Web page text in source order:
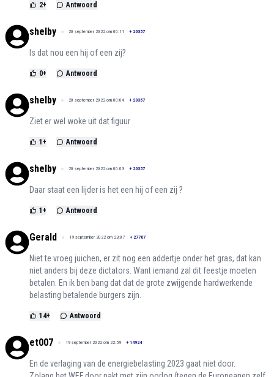
2+ Antwoord
shelby 20 september 2022 om 00:11 + 20357
Is dat nou een hij of een zij?
0+ Antwoord
shelby 20 september 2022 om 00:04 + 20357
Ziet er wel woke uit dat figuur
1 + Antwoord
shelby 20 september 2022 om 00:03 + 20357
Daar staat een lijder is het een hij of een zij ?
1 + Antwoord
Gerald 19 september 2022 om 23:07 + 27707
Niet te vroeg juichen, er zit nog een addertje onder het gras, dat kan
niet anders bij deze dictators. Want iemand zal dit feestje moeten
betalen. En ik ben bang dat dat de grote zwijgende hardwerkende
belasting betalende burgers zijn.
14+ Antwoord
et007 19 september 2022 om 22:59 + 14924
En de verlaging van de energiebelasting 2023 gaat niet door.